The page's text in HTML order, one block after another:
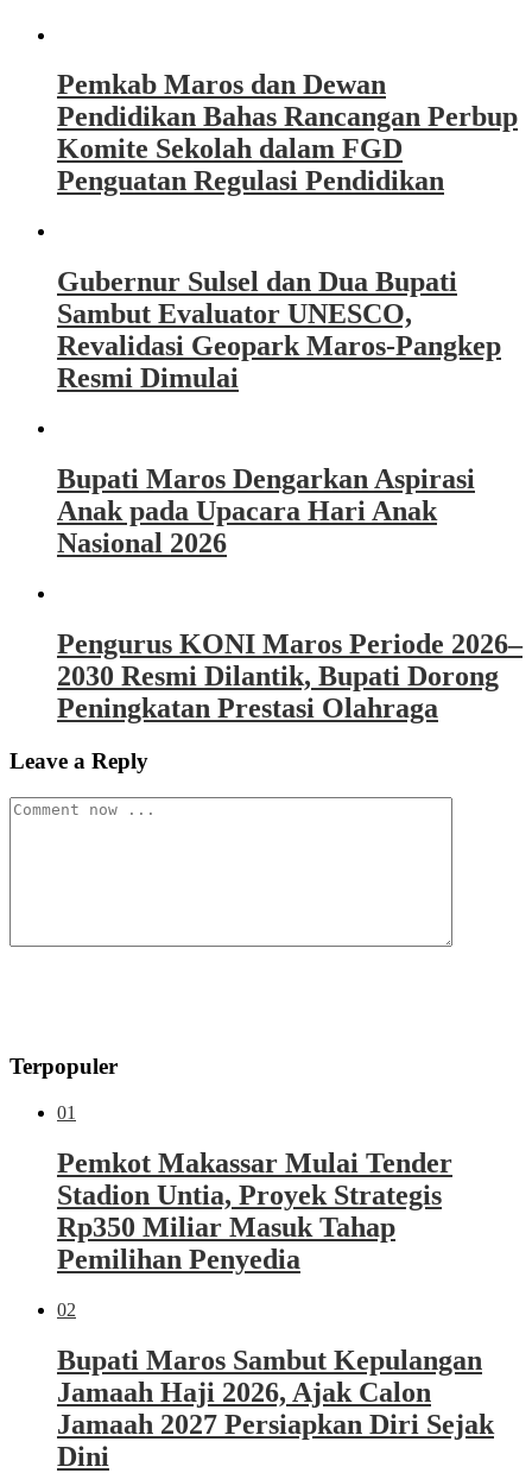
Pemkab Maros dan Dewan
Pendidikan Bahas Rancangan Perbup
Komite Sekolah dalam FGD
Penguatan Regulasi Pendidikan
Gubernur Sulsel dan Dua Bupati
Sambut Evaluator UNESCO,
Revalidasi Geopark Maros-Pangkep
Resmi Dimulai
Bupati Maros Dengarkan Aspirasi
Anak pada Upacara Hari Anak
Nasional 2026
Pengurus KONI Maros Periode 2026–
2030 Resmi Dilantik, Bupati Dorong
Peningkatan Prestasi Olahraga
Leave a Reply
Terpopuler
01
Pemkot Makassar Mulai Tender
Stadion Untia, Proyek Strategis
Rp350 Miliar Masuk Tahap
Pemilihan Penyedia
02
Bupati Maros Sambut Kepulangan
Jamaah Haji 2026, Ajak Calon
Jamaah 2027 Persiapkan Diri Sejak
Dini